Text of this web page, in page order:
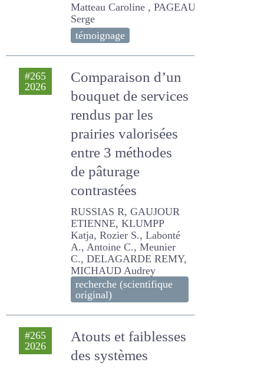
Québec
Matteau Caroline , PAGEAU
Serge
témoignage
Comparaison d’un
bouquet de
services rendus
par les prairies
valorisées entre 3
méthodes de
pâturage
contrastées
RUSSIAS R, GAUJOUR
ETIENNE, KLUMPP Katja,
Rozier S., Labonté A.,
Antoine C., Meunier C.,
DELAGARDE REMY,
MICHAUD Audrey
original)